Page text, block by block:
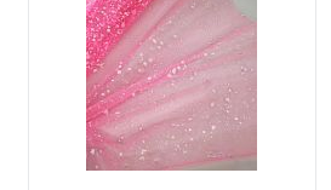
Купить в 1 клик
В избранное
В наличии